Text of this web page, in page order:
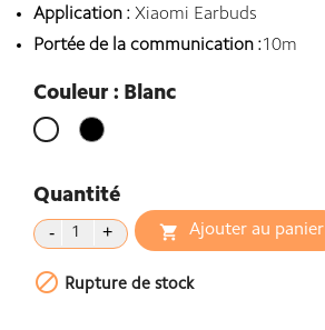
Application : Xiaomi Earbuds
Portée de la communication :10m
Couleur : Blanc
Blanc Noir
Quantité
 Ajouter au panier
 Rupture de stock